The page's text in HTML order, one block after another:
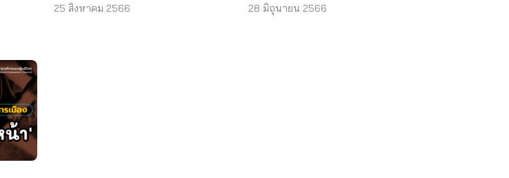
ฝันที่เป็นจริงของคน กทม.
25 สิงหาคม 2566
จากโซ่นักการเมือง – นายทุน
28 มิถุนายน 2566